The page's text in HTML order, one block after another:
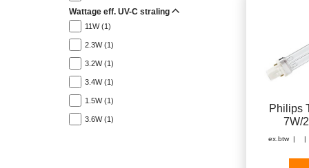
Wattage eff. UV-C straling
11W (1)
2.3W (1)
3.2W (1)
3.4W (1)
1.5W (1)
3.6W (1)
Philips
7W/
ex.btw